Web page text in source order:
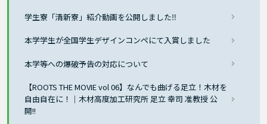
学生寮「清新寮」紹介動画を公開しました‼
本学学生が全国学生デザインコンペにて入賞しました
本学等への爆破予告の対応について
【ROOTS THE MOVIE vol 06】なんでも曲げる足立！木材を
自由自在に！｜木材高度加工研究所 足立 幸司 准教授 公
開!!